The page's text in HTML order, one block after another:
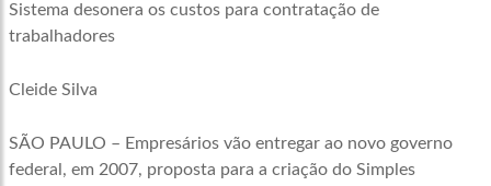
Sistema desonera os custos para contratação de
trabalhadores
Cleide Silva
SÃO PAULO – Empresários vão entregar ao novo governo
federal, em 2007, proposta para a criação do Simples